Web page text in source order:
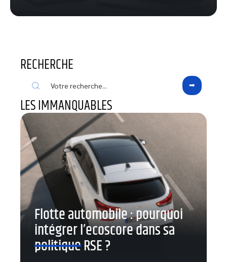
RECHERCHE
LES IMMANQUABLES
Flotte automobile : pourquoi
intégrer l’ecoscore dans sa
politique RSE ?